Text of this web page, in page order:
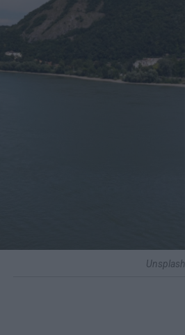
Unsplash